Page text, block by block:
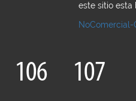
este sitio esta
NoComercial-
106 107